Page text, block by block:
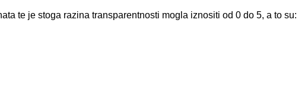
te je stoga razina transparentnosti mogla iznositi od 0 do 5, a to su: